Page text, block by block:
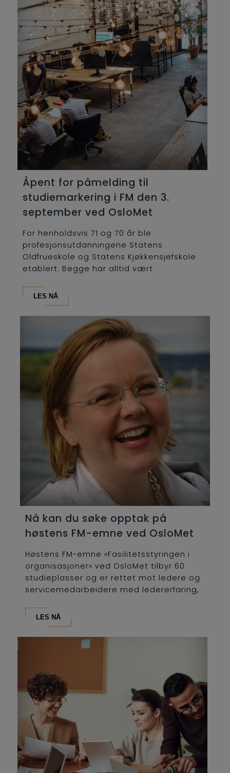
Åpent for påmelding til
studiemarkering i FM den 3.
september ved OsloMet
For henholdsvis 71 og 70 år ble
profesjonsutdanningene Statens
Oldfrueskole og Statens Kjøkkensjefskole
etablert. Begge har alltid vært
LES NÅ
Nå kan du søke opptak på
høstens FM-emne ved OsloMet
Høstens FM-emne «Fasilitetsstyringen i
organisasjoner» ved OsloMet tilbyr 60
studieplasser og er rettet mot ledere og
servicemedarbeidere med ledererfaring,
LES NÅ